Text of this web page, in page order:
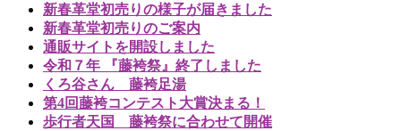
新春革堂初売りの様子が届きました
新春革堂初売りのご案内
通販サイトを開設しました
令和７年 『藤袴祭』終了しました
くろ谷さん 藤袴足湯
第4回藤袴コンテスト大賞決まる！
歩行者天国 藤袴祭に合わせて開催